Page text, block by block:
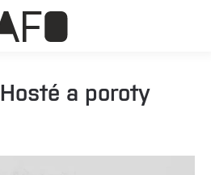
Hosté a poroty